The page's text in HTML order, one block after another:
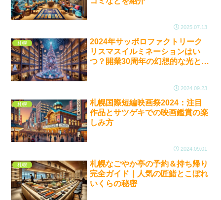
2025.07.13
札幌
2024年サッポロファクトリーク
リスマスイルミネーションはい
つ？開業30周年の幻想的な光と楽
2024.09.23
札幌
札幌国際短編映画祭2024：注目
作品とサツゲキでの映画鑑賞の楽
しみ方
2024.09.01
札幌
札幌なごやか亭の予約＆持ち帰り
完全ガイド｜人気の匠鮨とこぼれ
いくらの秘密